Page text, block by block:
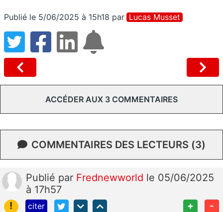
Publié le 5/06/2025 à 15h18 par Lucas Musset
ACCÉDER AUX 3 COMMENTAIRES
COMMENTAIRES DES LECTEURS (3)
Publié par Frednewworld le 05/06/2025
à 17h57
!
citer + -